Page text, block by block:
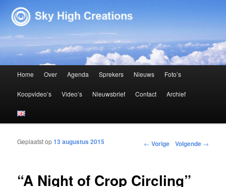
Sky High Creations
Spring naar de primaire inhoud
Spring naar de secundaire inhoud
Home Over Agenda Sprekers Nieuws Foto’s
Koopvideo’s Video’s Nieuwsbrief Contact Archief
Bericht navigatie ← Vorige Volgende →
“A Night of Crop Circling”
Geplaatst op13 augustus 2015